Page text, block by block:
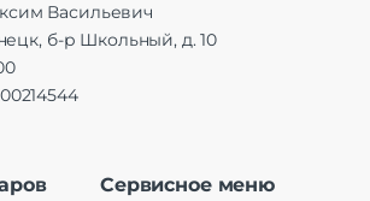
Васильевич
б-р Школьный, д. 10
Сервисное меню